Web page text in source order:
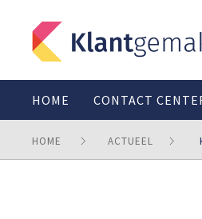
HOME CONTACT
HOME ACTUEEL